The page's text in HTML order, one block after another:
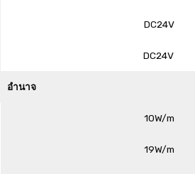
DC24V
DC24V
อำนาจ
10W/m
19W/m